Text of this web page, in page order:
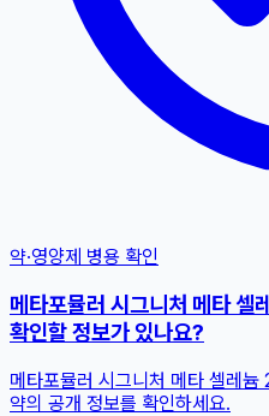
약·영양제 병용 확인
메타포뮬러 시그니처 메타 셀
확인할 정보가 있나요?
메타포뮬러 시그니처 메타 셀레
약의 공개 정보를 확인하세요.